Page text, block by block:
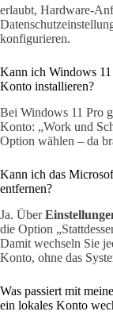
erlaubt, Hardware-
konfigurieren.
Kann ich Windows
Konto installieren?
Bei Windows 11 Pro
Konto: „Work und
Option wählen – da
Kann ich das
entfernen?
Ja. Über
die Option
Damit wechseln Sie
Konto, ohne das
Was passiert mit
ein lokales Konto